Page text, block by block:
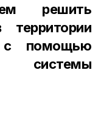
решить
помощью